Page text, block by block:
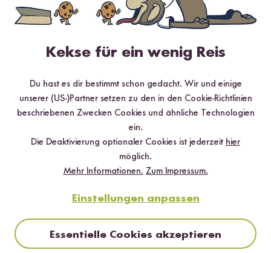
per E-Mail zugeschickt.
aus ReisKekse für ein wenig Reis
Du hast es dir bestimmt schon gedacht. Wir und einige
unserer (US-)Partner setzen zu den in den Cookie-Richtlinien
beschriebenen Zwecken Cookies und ähnliche Technologien
ein.
Die Deaktivierung optionaler Cookies ist jederzeit hier
möglich.
Mehr Informationen. Zum Impressum.
Einstellungen anpassen
Essentielle Cookies akzeptieren